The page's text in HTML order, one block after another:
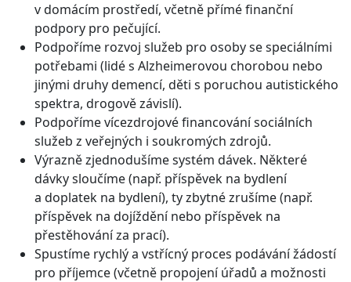
v domácím prostředí, včetně přímé finanční
podpory pro pečující.
Podpoříme rozvoj služeb pro osoby se speciálními
potřebami (lidé s Alzheimerovou chorobou nebo
jinými druhy demencí, děti s poruchou autistického
spektra, drogově závislí).
Podpoříme vícezdrojové financování sociálních
služeb z veřejných i soukromých zdrojů.
Výrazně zjednodušíme systém dávek. Některé
dávky sloučíme (např. příspěvek na bydlení
a doplatek na bydlení), ty zbytné zrušíme (např.
příspěvek na dojíždění nebo příspěvek na
přestěhování za prací).
Spustíme rychlý a vstřícný proces podávání žádostí
pro příjemce (včetně propojení úřadů a možnosti